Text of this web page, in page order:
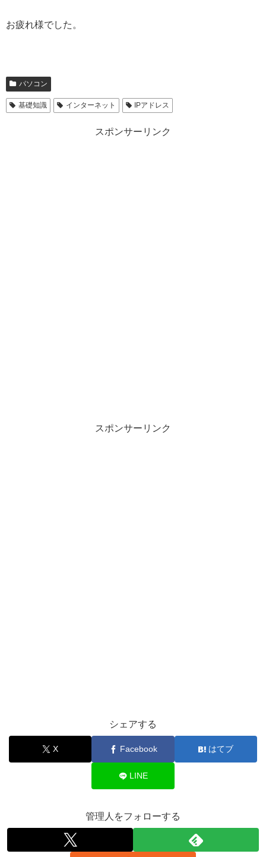
お疲れ様でした。
パソコン
基礎知識 インターネット IPアドレス
スポンサーリンク
スポンサーリンク
シェアする
X Facebook はてブ
LINE
管理人をフォローする